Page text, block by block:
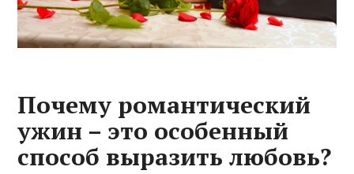
Почему романтический
ужин – это особенный
способ выразить любовь?